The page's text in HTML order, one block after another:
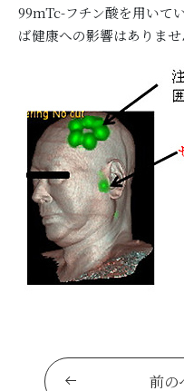
99mTc-フチン酸を用いて
ば健康への影響はありませ
前の